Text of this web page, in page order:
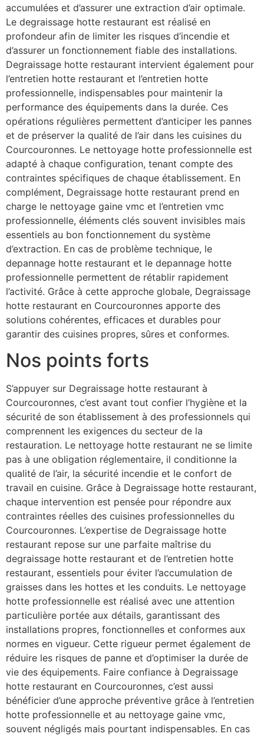
accumulées et d’assurer une extraction d’air optimale.
Le degraissage hotte restaurant est réalisé en
profondeur afin de limiter les risques d’incendie et
d’assurer un fonctionnement fiable des installations.
Degraissage hotte restaurant intervient également pour
l’entretien hotte restaurant et l’entretien hotte
professionnelle, indispensables pour maintenir la
performance des équipements dans la durée. Ces
opérations régulières permettent d’anticiper les pannes
et de préserver la qualité de l’air dans les cuisines du
Courcouronnes. Le nettoyage hotte professionnelle est
adapté à chaque configuration, tenant compte des
contraintes spécifiques de chaque établissement. En
complément, Degraissage hotte restaurant prend en
charge le nettoyage gaine vmc et l’entretien vmc
professionnelle, éléments clés souvent invisibles mais
essentiels au bon fonctionnement du système
d’extraction. En cas de problème technique, le
depannage hotte restaurant et le depannage hotte
professionnelle permettent de rétablir rapidement
l’activité. Grâce à cette approche globale, Degraissage
hotte restaurant en Courcouronnes apporte des
solutions cohérentes, efficaces et durables pour
garantir des cuisines propres, sûres et conformes.
Nos points forts
S’appuyer sur Degraissage hotte restaurant à
Courcouronnes, c’est avant tout confier l’hygiène et la
sécurité de son établissement à des professionnels qui
comprennent les exigences du secteur de la
restauration. Le nettoyage hotte restaurant ne se limite
pas à une obligation réglementaire, il conditionne la
qualité de l’air, la sécurité incendie et le confort de
travail en cuisine. Grâce à Degraissage hotte restaurant,
chaque intervention est pensée pour répondre aux
contraintes réelles des cuisines professionnelles du
Courcouronnes. L’expertise de Degraissage hotte
restaurant repose sur une parfaite maîtrise du
degraissage hotte restaurant et de l’entretien hotte
restaurant, essentiels pour éviter l’accumulation de
graisses dans les hottes et les conduits. Le nettoyage
hotte professionnelle est réalisé avec une attention
particulière portée aux détails, garantissant des
installations propres, fonctionnelles et conformes aux
normes en vigueur. Cette rigueur permet également de
réduire les risques de panne et d’optimiser la durée de
vie des équipements. Faire confiance à Degraissage
hotte restaurant en Courcouronnes, c’est aussi
bénéficier d’une approche préventive grâce à l’entretien
hotte professionnelle et au nettoyage gaine vmc,
souvent négligés mais pourtant indispensables. En cas